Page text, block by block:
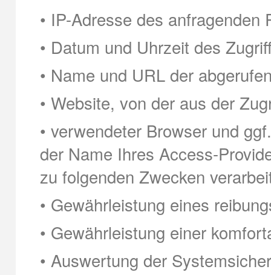
• IP-Adresse des anfragenden
• Datum und Uhrzeit des
• Name und URL der
• Website, von der aus der
• verwendeter Browser und
der Name Ihres Access-
zu folgenden Zwecken
• Gewährleistung eines
• Gewährleistung einer
• Auswertung der